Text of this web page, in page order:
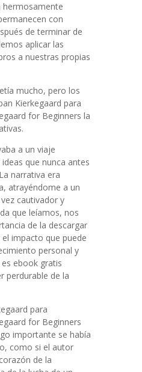
hermosamente
con
de terminar de
aplicar las
a nuestras propias
mucho, pero los
Kierkegaard para
for Beginners la
a un viaje
que nunca antes
narrativa era
atrayéndome a un
cautivador y
que leíamos, nos
de la descargar
impacto que puede
personal y
ebook gratis
perdurable de la
para
for Beginners
importante se había
como si el autor
de la